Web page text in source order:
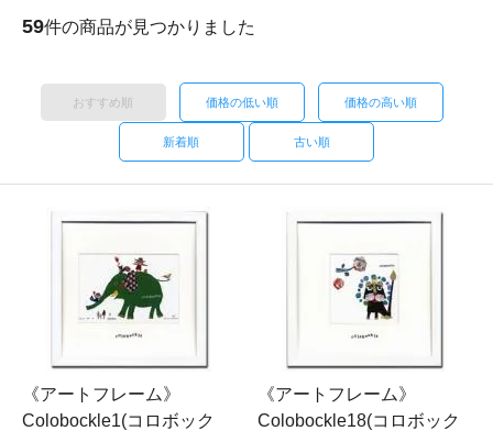
59件の商品が見つかりました
おすすめ順 価格の低い順 価格の高い順
新着順 古い順
《アートフレーム》
Colobockle1(コロボック
《アートフレーム》
Colobockle18(コロボック